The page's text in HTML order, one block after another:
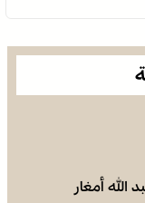
الله أمغار